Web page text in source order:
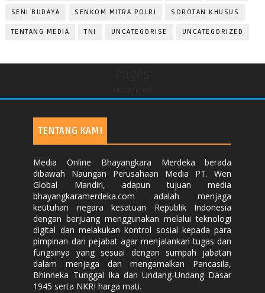
SENI BUDAYA SENKOM MITRA POLRI SOROTAN KHUSUS
TENTANG MEDIA TNI UNCATEGORISE UNCATEGORIZED
TENTANG KAMI
Media Online Bhayangkara Merdeka berada
dibawah Naungan Perusahaan Media PT. Wen
Global Mandiri, adapun tujuan media
bhayangkaramerdeka.com adalah menjaga
keutuhan negara kesatuan Republik Indonesia
dengan berjuang menggunakan melalui teknologi
digital dan melakukan kontrol sosial kepada para
pimpinan dan pejabat agar menjalankan tugas dan
fungsinya yang sesuai dengan sumpah jabatan
dalam menjaga dan mengamalkan Pancasila,
Bhinneka Tunggal Ika dan Undang-Undang Dasar
1945 serta NKRI harga mati.